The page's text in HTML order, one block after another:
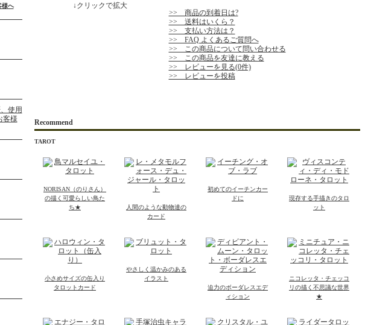
様へ ↓クリックで拡大
>> 商品の到着日は?
>> 送料はいくら？
>> 支払い方法は？
>> FAQ よくあるご質問へ
>> この商品について問い合わせる
>> この商品を友達に教える
>> レビューを見る(0件)
>> レビューを投稿
Recommend
TAROT
NORISAN（のりさん）
の描く可愛らしい鳥た
ち★
人間のような動物達の
カード
初めてのイーチンカー
ドに
現存する手描きのタロ
ット
小さめサイズの缶入り
タロットカード
やさしく温かみのある
イラスト
迫力のボーダレスエデ
ィション
ニコレッタ・チェッコ
リの描く不思議な世界
★